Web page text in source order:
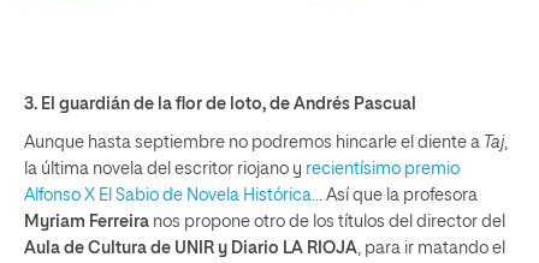
3. El guardián de la flor de loto, de Andrés Pascual
Aunque hasta septiembre no podremos hincarle el diente a Taj,
la última novela del escritor riojano y recientísimo premio
Alfonso X El Sabio de Novela Histórica… Así que la profesora
Myriam Ferreira nos propone otro de los títulos del director del
Aula de Cultura de UNIR y Diario LA RIOJA, para ir matando el